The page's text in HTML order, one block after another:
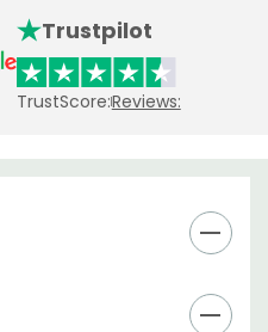
Trustpilot
TrustScore:Reviews: